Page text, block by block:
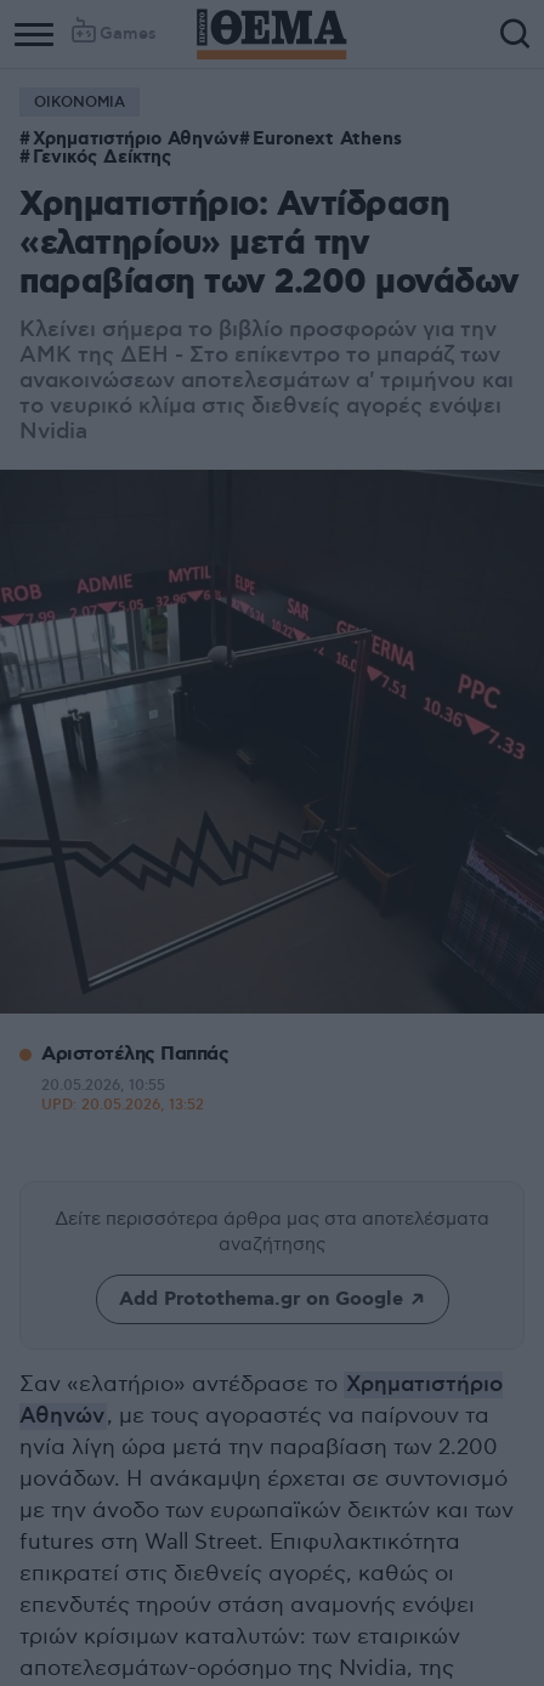
Games
ΟΙΚΟΝΟΜΙΑ
Χρηματιστήριο Αθηνών Euronext Athens
Γενικός Δείκτης
Χρηματιστήριο: Αντίδραση
«ελατηρίου» μετά την
παραβίαση των 2.200 μονάδων
Κλείνει σήμερα το βιβλίο προσφορών για την
ΑΜΚ της ΔΕΗ - Στο επίκεντρο το μπαράζ των
ανακοινώσεων αποτελεσμάτων α' τριμήνου και
το νευρικό κλίμα στις διεθνείς αγορές ενόψει
Nvidia
Αριστοτέλης Παππάς
20.05.2026, 10:55
UPD: 20.05.2026, 13:52
Δείτε περισσότερα άρθρα μας στα αποτελέσματα
αναζήτησης
Add Protothema.gr on Google
Σαν «ελατήριο» αντέδρασε το Χρηματιστήριο
Αθηνών, με τους αγοραστές να παίρνουν τα
ηνία λίγη ώρα μετά την παραβίαση των 2.200
μονάδων. Η ανάκαμψη έρχεται σε συντονισμό
με την άνοδο των ευρωπαϊκών δεικτών και των
futures στη Wall Street. Επιφυλακτικότητα
επικρατεί στις διεθνείς αγορές, καθώς οι
επενδυτές τηρούν στάση αναμονής ενόψει
τριών κρίσιμων καταλυτών: των εταιρικών
αποτελεσμάτων-ορόσημο της Nvidia, της